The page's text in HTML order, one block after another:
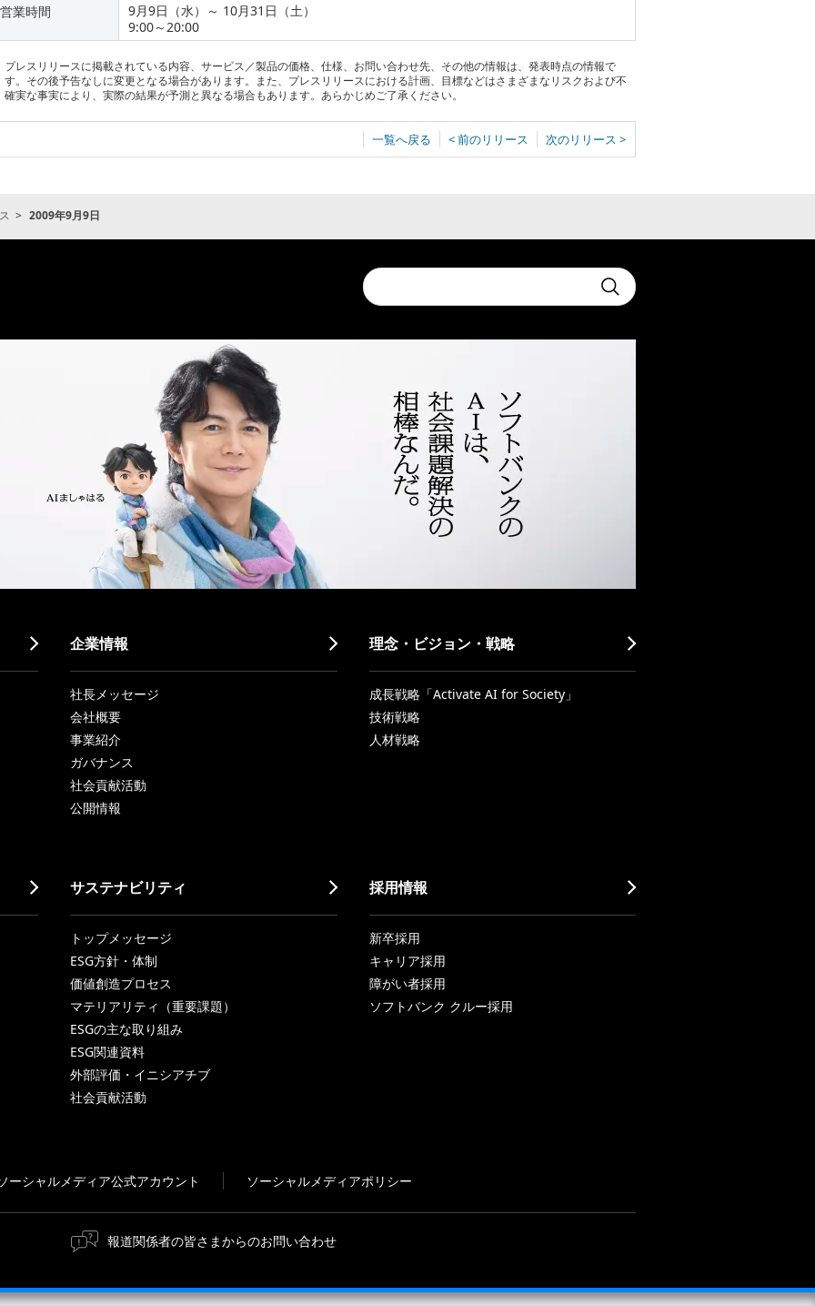
営業時間
9月9日（水）～ 10月31日（土）
9:00～20:00
プレスリリースに掲載されている内容、サービス／製品の価格、仕様、お問い合わせ先、その他の情報は、発表時点の情報で
す。その後予告なしに変更となる場合があります。また、プレスリリースにおける計画、目標などはさまざまなリスクおよび不
確実な事実により、実際の結果が予測と異なる場合もあります。あらかじめご了承ください。
一覧へ戻る < 前のリリース 次のリリース >
2009年9月9日
Conduct
a
search
Submit
企業情報
社長メッセージ
会社概要
事業紹介
ガバナンス
社会貢献活動
公開情報
理念・ビジョン・戦略
成長戦略「Activate AI for Society」
技術戦略
人材戦略
サステナビリティ
トップメッセージ
ESG方針・体制
価値創造プロセス
マテリアリティ（重要課題）
ESGの主な取り組み
ESG関連資料
外部評価・イニシアチブ
社会貢献活動
採用情報
新卒採用
キャリア採用
障がい者採用
ソフトバンク クルー採用
ーシャルメディア公式アカウント ソーシャルメディアポリシー
報道関係者の皆さまからのお問い合わせ